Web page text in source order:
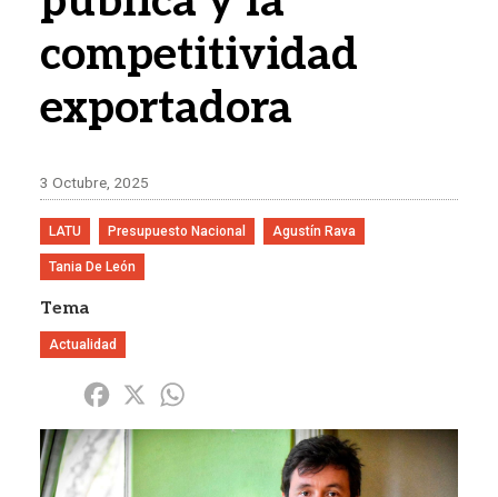
competitividad
exportadora
3 Octubre, 2025
LATU Presupuesto Nacional Agustín Rava
Tania De León
Tema
Actualidad
Share Facebook
X
Imagen